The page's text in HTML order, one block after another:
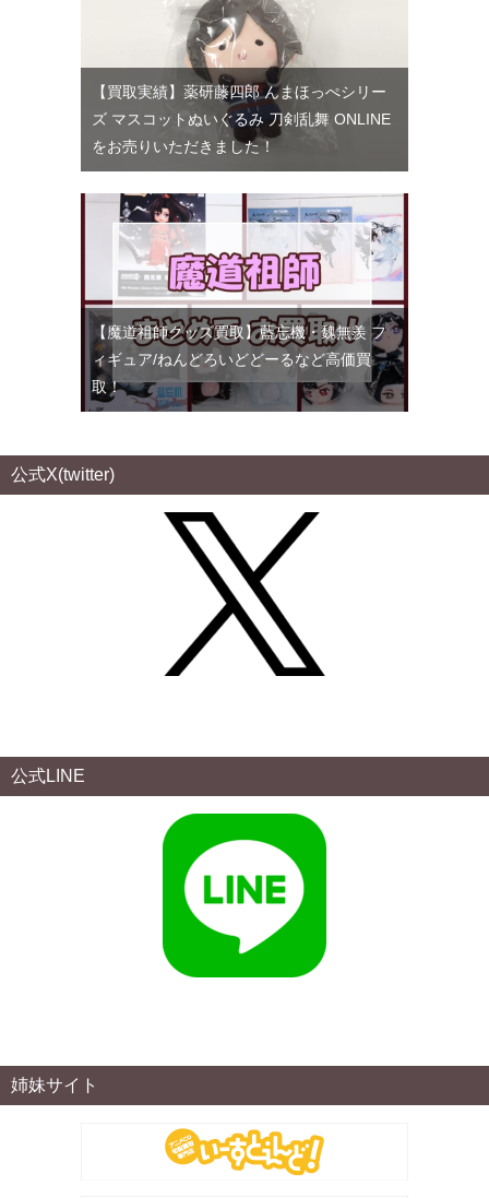
【買取実績】薬研藤四郎 んまほっぺシリー
ズ マスコットぬいぐるみ 刀剣乱舞 ONLINE
をお売りいただきました！
【魔道祖師グッズ買取】藍忘機・魏無羨 フ
ィギュア/ねんどろいどどーるなど高価買
取！
公式X(twitter)
公式LINE
姉妹サイト